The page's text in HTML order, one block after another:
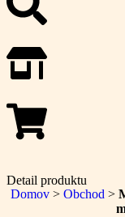
Detail produktu
Domov> Obchod >